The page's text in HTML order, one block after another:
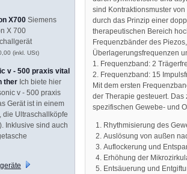
sind Kontraktionsmuster
durch das Prinzip einer
therapeutischen Bereich
Frequenzbänder des
Überlagerungsfrequenzen
1. Frequenzband: 2
2. Frequenzband: 15
Mit dem ersten
der Therapie gesteuert.
spezifischen Gewebe- und
Rhythmisierung des
Auslösung von außen
Auflockerung und
Erhöhung der
Entsäuerung und
X700 Siemens
X 700
(inkl. USt)
v - 500 praxis vital
ther Ich biete hier
v - 500 praxis
Gerät ist in einem
die Ultraschallköpfe
Inklusive sind auch